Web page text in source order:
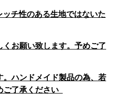
チ性のある生地ではないた
お願い致します。予めご了
ハンドメイド製品の為、若
ご了承ください